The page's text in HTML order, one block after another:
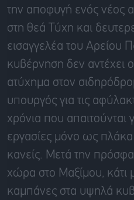
την αποφυγή ενός νέος
στη θεά Τύχη και
εισαγγελέα του Αρείου
κυβέρνηση δεν αντέχει
ατύχημα στον
υπουργός για τις
χρόνια που
εργασίες μόνο ως
κανείς. Μετά την
χώρα στο Μαξίμου, κάτι
καμπάνες στα υψηλά